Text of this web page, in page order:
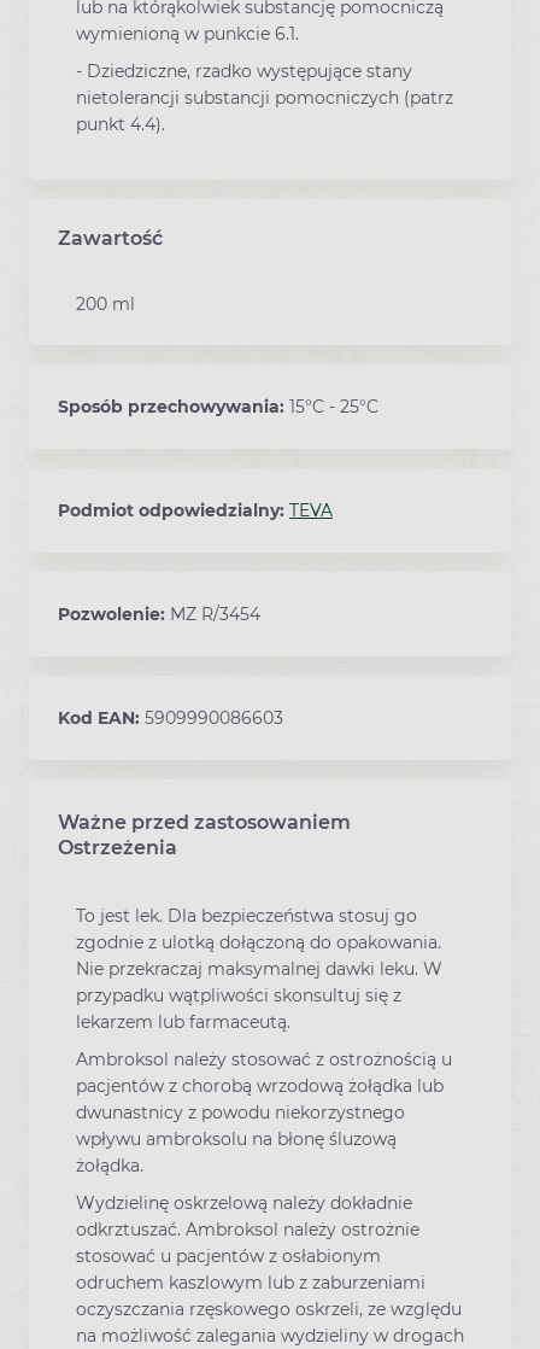
lub na którąkolwiek substancję pomocniczą
wymienioną w punkcie 6.1.
- Dziedziczne, rzadko występujące stany
nietolerancji substancji pomocniczych (patrz
punkt 4.4).
Zawartość
200 ml
Sposób przechowywania: 15°C - 25°C
Podmiot odpowiedzialny: TEVA
Pozwolenie: MZ R/3454
Kod EAN: 5909990086603
Ważne przed zastosowaniem
Ostrzeżenia
To jest lek. Dla bezpieczeństwa stosuj go
zgodnie z ulotką dołączoną do opakowania.
Nie przekraczaj maksymalnej dawki leku. W
przypadku wątpliwości skonsultuj się z
lekarzem lub farmaceutą.
Ambroksol należy stosować z ostrożnością u
pacjentów z chorobą wrzodową żołądka lub
dwunastnicy z powodu niekorzystnego
wpływu ambroksolu na błonę śluzową
żołądka.
Wydzielinę oskrzelową należy dokładnie
odkrztuszać. Ambroksol należy ostrożnie
stosować u pacjentów z osłabionym
odruchem kaszlowym lub z zaburzeniami
oczyszczania rzęskowego oskrzeli, ze względu
na możliwość zalegania wydzieliny w drogach